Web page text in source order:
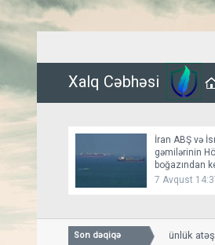
Xalq Cəbhəsi
İran ABŞ və
gəmilərinin
boğazından
bağlayır
7 Avqust
Son dəqiqə
Bessent İranla 60 günlük atəşkəs